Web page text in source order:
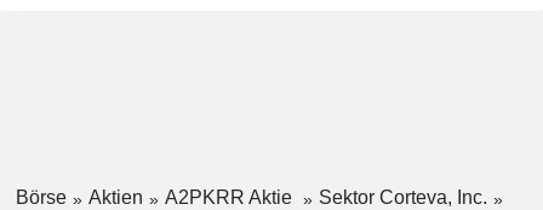
Börse Aktien A2PKRR Aktie
Sektor Corteva, Inc.